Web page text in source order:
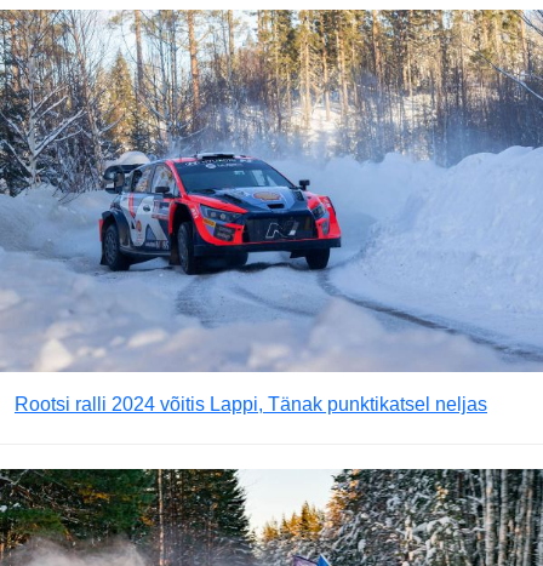
Rootsi ralli 2024 võitis Lappi, Tänak punktikatsel neljas